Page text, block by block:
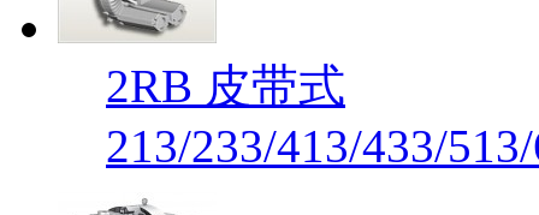
2RB 皮带式
213/233/413/433/